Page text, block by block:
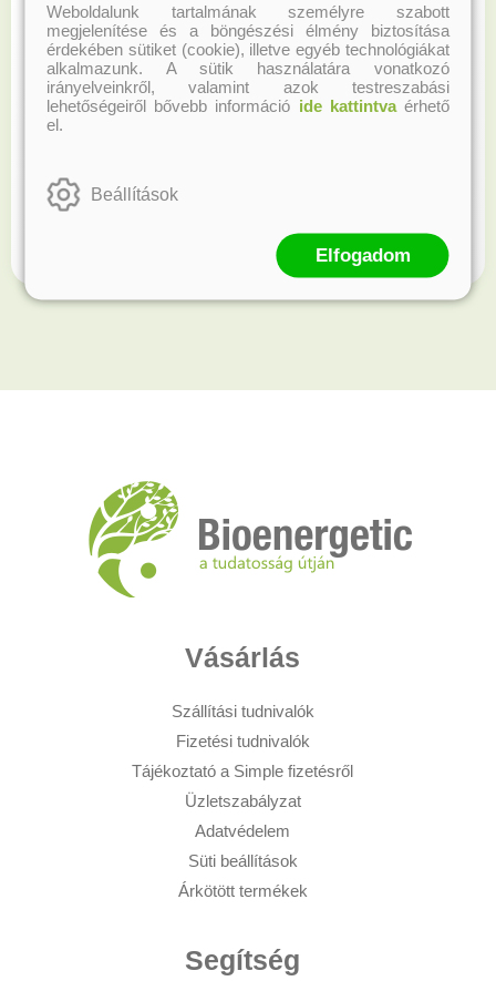
Értesülj elsőként újdonságainkról és akcióinkról.
Vásárlás
Szállítási tudnivalók
Fizetési tudnivalók
Tájékoztató a Simple fizetésről
Üzletszabályzat
Adatvédelem
Süti beállítások
Árkötött termékek
Segítség
Weboldalunk tartalmának személyre szabott
megjelenítése és a böngészési élmény biztosítása
érdekében sütiket (cookie), illetve egyéb technológiákat
alkalmazunk. A sütik használatára vonatkozó
irányelveinkről, valamint azok testreszabási
lehetőségeiről bővebb információ ide kattintvaérhető
el.
Beállítások
Elfogadom